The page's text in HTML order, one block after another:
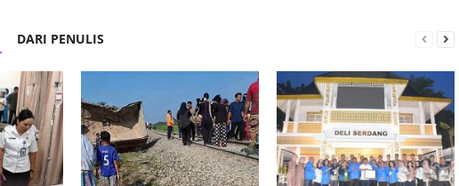
DARI PENULIS